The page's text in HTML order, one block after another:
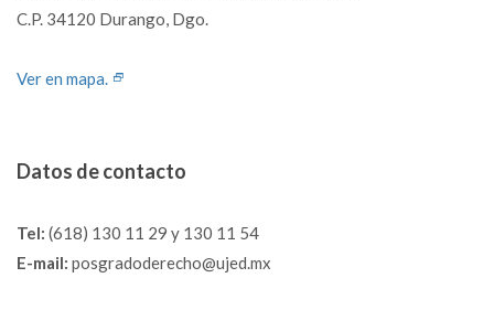
C.P. 34120 Durango, Dgo.
Ver en mapa.
Datos de contacto
Tel: (618) 130 11 29 y 130 11 54
E-mail: posgradoderecho@ujed.mx